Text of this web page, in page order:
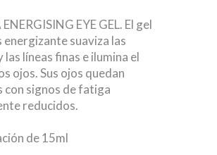
EYE GEL. El gel
energizante suaviza las
las líneas finas e ilumina el
ojos. Sus ojos quedan
con signos de fatiga
reducidos.
de 15ml